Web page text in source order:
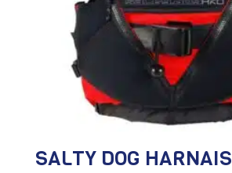
SALTY DOG HARNAIS